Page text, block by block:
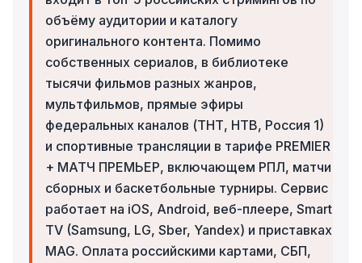
объёму аудитории и каталогу
оригинального контента. Помимо
собственных сериалов, в библиотеке
тысячи фильмов разных жанров,
мультфильмов, прямые эфиры
федеральных каналов (ТНТ, НТВ, Россия 1)
и спортивные трансляции в тарифе PREMIER
+ МАТЧ ПРЕМЬЕР, включающем РПЛ, матчи
сборных и баскетбольные турниры. Сервис
работает на iOS, Android, веб-плеере, Smart
TV (Samsung, LG, Sber, Yandex) и приставках
MAG. Оплата российскими картами, СБП,